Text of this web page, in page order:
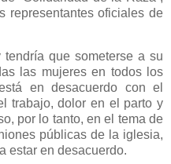
representantes oficiales de
que someterse a su
las mujeres en todos los
en desacuerdo con el
trabajo, dolor en el parto y
por lo tanto, en el tema de
públicas de la iglesia,
estar en desacuerdo.